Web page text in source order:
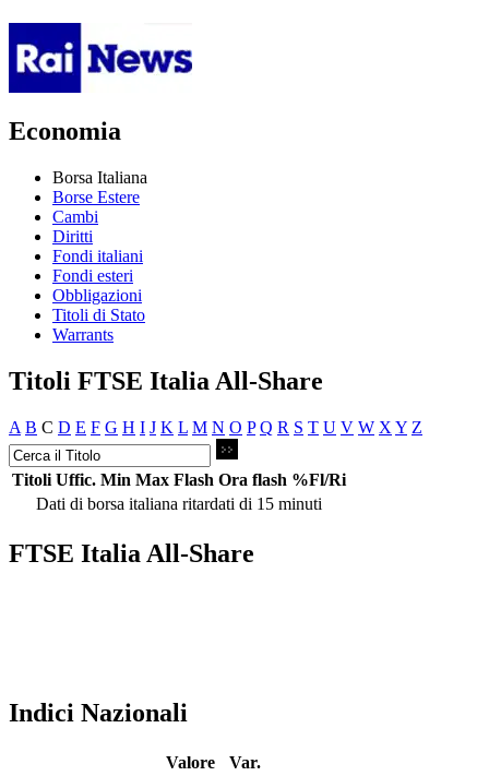
Economia
Borsa Italiana
Borse Estere
Cambi
Diritti
Fondi italiani
Fondi esteri
Obbligazioni
Titoli di Stato
Warrants
Titoli FTSE Italia All-Share
A B C D E F G H I J K L M N O P Q R S T U V W X Y Z
Titoli Uffic. Min Max Flash Ora flash %Fl/Ri
Dati di borsa italiana ritardati di 15 minuti
FTSE Italia All-Share
Indici Nazionali
Valore
Var.